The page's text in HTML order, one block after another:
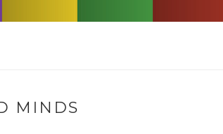
MINDS